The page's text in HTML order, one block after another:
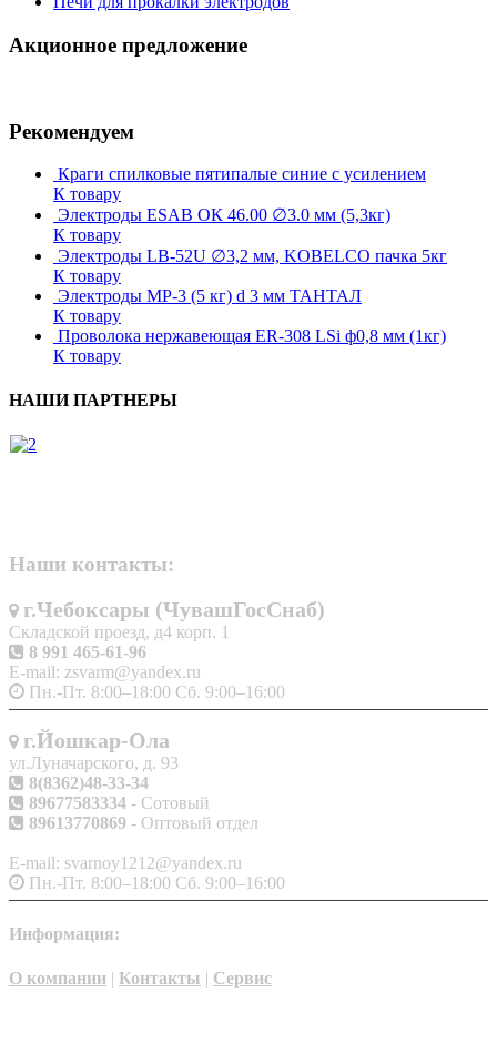
Акционное предложение
Рекомендуем
Краги спилковые пятипалые синие с усилением
К товару
Электроды ESAB ОК 46.00 ∅3.0 мм (5,3кг)
К товару
Электроды LB-52U ∅3,2 мм, KOBELCO пачка 5кг
К товару
Электроды МР-3 (5 кг) d 3 мм ТАНТАЛ
К товару
Проволока нержавеющая ER-308 LSi ф0,8 мм (1кг)
К товару
НАШИ ПАРТНЕРЫ
Наши контакты:
г.Чебоксары (ЧувашГосСнаб)
Складской проезд, д4 корп. 1
8 991 465-61-96
E-mail: zsvarm@yandex.ru
Пн.-Пт. 8:00–18:00 Сб. 9:00–16:00
г.Йошкар-Ола
ул.Луначарского, д. 93
8(8362)48-33-34
89677583334 - Сотовый
89613770869 - Оптовый отдел
E-mail: svarnoy1212@yandex.ru
Пн.-Пт. 8:00–18:00 Сб. 9:00–16:00
Информация:
О компании | Контакты | Сервис